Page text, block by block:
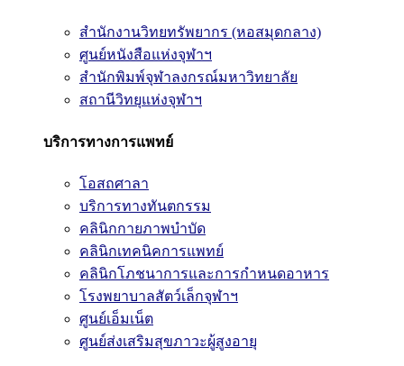
สำนักงานวิทยทรัพยากร (หอสมุดกลาง)
ศูนย์หนังสือแห่งจุฬาฯ
สำนักพิมพ์จุฬาลงกรณ์มหาวิทยาลัย
สถานีวิทยุแห่งจุฬาฯ
บริการทางการแพทย์
โอสถศาลา
บริการทางทันตกรรม
คลินิกกายภาพบำบัด
คลินิกเทคนิคการแพทย์
คลินิกโภชนาการและการกำหนดอาหาร
โรงพยาบาลสัตว์เล็กจุฬาฯ
ศูนย์เอ็มเน็ต
ศูนย์ส่งเสริมสุขภาวะผู้สูงอายุ